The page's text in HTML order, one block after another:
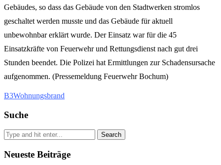
Gebäudes, so dass das Gebäude von den Stadtwerken stromlos
geschaltet werden musste und das Gebäude für aktuell
unbewohnbar erklärt wurde. Der Einsatz war für die 45
Einsatzkräfte von Feuerwehr und Rettungsdienst nach gut drei
Stunden beendet. Die Polizei hat Ermittlungen zur Schadensursache
aufgenommen. (Pressemeldung Feuerwehr Bochum)
B3Wohnungsbrand
Suche
Search
Neueste Beiträge